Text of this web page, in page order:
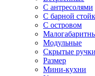
С антресолями
С барной
С островом
Модульные
Скрытые ручки
Размер
Мини-кухни